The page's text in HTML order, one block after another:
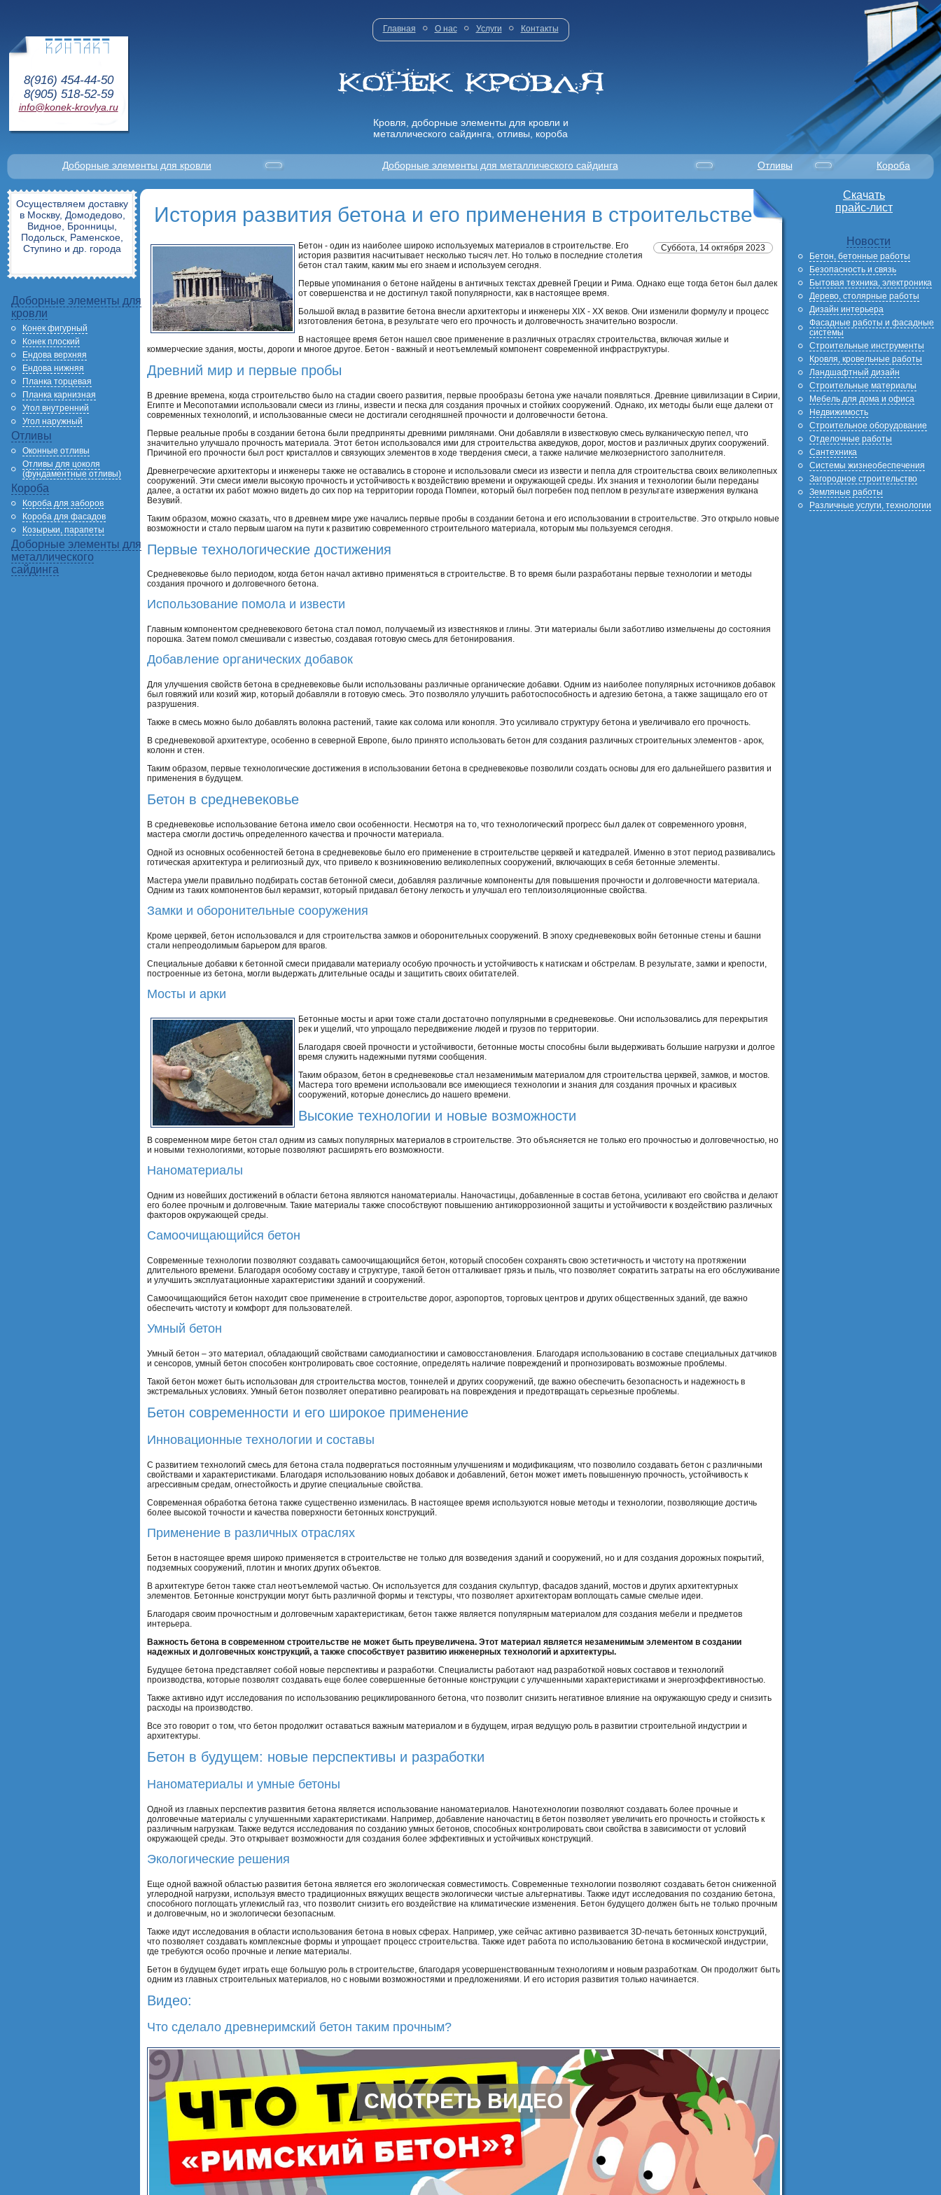
8(916) 454-44-50
8(905) 518-52-59
info@konek-krovlya.ru
Главная О нас Услуги Контакты
Кровля, доборные элементы для кровли и
металлического сайдинга, отливы, короба
Доборные элементы для кровли Доборные элементы для металлического сайдинга Отливы Короба
Осуществляем доставку
в Москву, Домодедово,
Видное, Бронницы,
Подольск, Раменское,
Ступино и др. города
Доборные элементы для
кровли
Конек фигурный
Конек плоский
Ендова верхняя
Ендова нижняя
Планка торцевая
Планка карнизная
Угол внутренний
Угол наружный
Отливы
Оконные отливы
Отливы для цоколя
(фундаментные отливы)
Короба
Короба для заборов
Короба для фасадов
Козырьки, парапеты
Доборные элементы для
металлического
сайдинга
История развития бетона и его применения в строительстве
Суббота, 14 октября 2023
Бетон - один из наиболее широко используемых материалов в строительстве. Его
история развития насчитывает несколько тысяч лет. Но только в последние столетия
бетон стал таким, каким мы его знаем и используем сегодня.
Первые упоминания о бетоне найдены в античных текстах древней Греции и Рима. Однако еще тогда бетон был далек
от совершенства и не достигнул такой популярности, как в настоящее время.
Большой вклад в развитие бетона внесли архитекторы и инженеры XIX - XX веков. Они изменили формулу и процесс
изготовления бетона, в результате чего его прочность и долговечность значительно возросли.
В настоящее время бетон нашел свое применение в различных отраслях строительства, включая жилые и
коммерческие здания, мосты, дороги и многое другое. Бетон - важный и неотъемлемый компонент современной инфраструктуры.
Древний мир и первые пробы
В древние времена, когда строительство было на стадии своего развития, первые прообразы бетона уже начали появляться. Древние цивилизации в Сирии,
Египте и Месопотамии использовали смеси из глины, извести и песка для создания прочных и стойких сооружений. Однако, их методы были еще далеки от
современных технологий, и использованные смеси не достигали сегодняшней прочности и долговечности бетона.
Первые реальные пробы в создании бетона были предприняты древними римлянами. Они добавляли в известковую смесь вулканическую пепел, что
значительно улучшало прочность материала. Этот бетон использовался ими для строительства акведуков, дорог, мостов и различных других сооружений.
Причиной его прочности был рост кристаллов и связующих элементов в ходе твердения смеси, а также наличие мелкозернистого заполнителя.
Древнегреческие архитекторы и инженеры также не оставались в стороне и использовали смеси из извести и пепла для строительства своих великолепных
сооружений. Эти смеси имели высокую прочность и устойчивость к воздействию времени и окружающей среды. Их знания и технологии были переданы
далее, а остатки их работ можно видеть до сих пор на территории города Помпеи, который был погребен под пеплом в результате извержения вулкана
Везувий.
Таким образом, можно сказать, что в древнем мире уже начались первые пробы в создании бетона и его использовании в строительстве. Это открыло новые
возможности и стало первым шагом на пути к развитию современного строительного материала, которым мы пользуемся сегодня.
Первые технологические достижения
Средневековье было периодом, когда бетон начал активно применяться в строительстве. В то время были разработаны первые технологии и методы
создания прочного и долговечного бетона.
Использование помола и извести
Главным компонентом средневекового бетона стал помол, получаемый из известняков и глины. Эти материалы были заботливо измельчены до состояния
порошка. Затем помол смешивали с известью, создавая готовую смесь для бетонирования.
Добавление органических добавок
Для улучшения свойств бетона в средневековье были использованы различные органические добавки. Одним из наиболее популярных источников добавок
был говяжий или козий жир, который добавляли в готовую смесь. Это позволяло улучшить работоспособность и адгезию бетона, а также защищало его от
разрушения.
Также в смесь можно было добавлять волокна растений, такие как солома или конопля. Это усиливало структуру бетона и увеличивало его прочность.
В средневековой архитектуре, особенно в северной Европе, было принято использовать бетон для создания различных строительных элементов - арок,
колонн и стен.
Таким образом, первые технологические достижения в использовании бетона в средневековье позволили создать основы для его дальнейшего развития и
применения в будущем.
Бетон в средневековье
В средневековье использование бетона имело свои особенности. Несмотря на то, что технологический прогресс был далек от современного уровня,
мастера смогли достичь определенного качества и прочности материала.
Одной из основных особенностей бетона в средневековье было его применение в строительстве церквей и катедралей. Именно в этот период развивались
готическая архитектура и религиозный дух, что привело к возникновению великолепных сооружений, включающих в себя бетонные элементы.
Мастера умели правильно подбирать состав бетонной смеси, добавляя различные компоненты для повышения прочности и долговечности материала.
Одним из таких компонентов был керамзит, который придавал бетону легкость и улучшал его теплоизоляционные свойства.
Замки и оборонительные сооружения
Кроме церквей, бетон использовался и для строительства замков и оборонительных сооружений. В эпоху средневековых войн бетонные стены и башни
стали непреодолимым барьером для врагов.
Специальные добавки к бетонной смеси придавали материалу особую прочность и устойчивость к натискам и обстрелам. В результате, замки и крепости,
построенные из бетона, могли выдержать длительные осады и защитить своих обитателей.
Мосты и арки
Бетонные мосты и арки тоже стали достаточно популярными в средневековье. Они использовались для перекрытия
рек и ущелий, что упрощало передвижение людей и грузов по территории.
Благодаря своей прочности и устойчивости, бетонные мосты способны были выдерживать большие нагрузки и долгое
время служить надежными путями сообщения.
Таким образом, бетон в средневековье стал незаменимым материалом для строительства церквей, замков, и мостов.
Мастера того времени использовали все имеющиеся технологии и знания для создания прочных и красивых
сооружений, которые донеслись до нашего времени.
Высокие технологии и новые возможности
В современном мире бетон стал одним из самых популярных материалов в строительстве. Это объясняется не только его прочностью и долговечностью, но
и новыми технологиями, которые позволяют расширять его возможности.
Наноматериалы
Одним из новейших достижений в области бетона являются наноматериалы. Наночастицы, добавленные в состав бетона, усиливают его свойства и делают
его более прочным и долговечным. Такие материалы также способствуют повышению антикоррозионной защиты и устойчивости к воздействию различных
факторов окружающей среды.
Самоочищающийся бетон
Современные технологии позволяют создавать самоочищающийся бетон, который способен сохранять свою эстетичность и чистоту на протяжении
длительного времени. Благодаря особому составу и структуре, такой бетон отталкивает грязь и пыль, что позволяет сократить затраты на его обслуживание
и улучшить эксплуатационные характеристики зданий и сооружений.
Самоочищающийся бетон находит свое применение в строительстве дорог, аэропортов, торговых центров и других общественных зданий, где важно
обеспечить чистоту и комфорт для пользователей.
Умный бетон
Умный бетон – это материал, обладающий свойствами самодиагностики и самовосстановления. Благодаря использованию в составе специальных датчиков
и сенсоров, умный бетон способен контролировать свое состояние, определять наличие повреждений и прогнозировать возможные проблемы.
Такой бетон может быть использован для строительства мостов, тоннелей и других сооружений, где важно обеспечить безопасность и надежность в
экстремальных условиях. Умный бетон позволяет оперативно реагировать на повреждения и предотвращать серьезные проблемы.
Бетон современности и его широкое применение
Инновационные технологии и составы
С развитием технологий смесь для бетона стала подвергаться постоянным улучшениям и модификациям, что позволило создавать бетон с различными
свойствами и характеристиками. Благодаря использованию новых добавок и добавлений, бетон может иметь повышенную прочность, устойчивость к
агрессивным средам, огнестойкость и другие специальные свойства.
Современная обработка бетона также существенно изменилась. В настоящее время используются новые методы и технологии, позволяющие достичь
более высокой точности и качества поверхности бетонных конструкций.
Применение в различных отраслях
Бетон в настоящее время широко применяется в строительстве не только для возведения зданий и сооружений, но и для создания дорожных покрытий,
подземных сооружений, плотин и многих других объектов.
В архитектуре бетон также стал неотъемлемой частью. Он используется для создания скульптур, фасадов зданий, мостов и других архитектурных
элементов. Бетонные конструкции могут быть различной формы и текстуры, что позволяет архитекторам воплощать самые смелые идеи.
Благодаря своим прочностным и долговечным характеристикам, бетон также является популярным материалом для создания мебели и предметов
интерьера.
Важность бетона в современном строительстве не может быть преувеличена. Этот материал является незаменимым элементом в создании
надежных и долговечных конструкций, а также способствует развитию инженерных технологий и архитектуры.
Будущее бетона представляет собой новые перспективы и разработки. Специалисты работают над разработкой новых составов и технологий
производства, которые позволят создавать еще более совершенные бетонные конструкции с улучшенными характеристиками и энергоэффективностью.
Также активно идут исследования по использованию рециклированного бетона, что позволит снизить негативное влияние на окружающую среду и снизить
расходы на производство.
Все это говорит о том, что бетон продолжит оставаться важным материалом и в будущем, играя ведущую роль в развитии строительной индустрии и
архитектуры.
Бетон в будущем: новые перспективы и разработки
Наноматериалы и умные бетоны
Одной из главных перспектив развития бетона является использование наноматериалов. Нанотехнологии позволяют создавать более прочные и
долговечные материалы с улучшенными характеристиками. Например, добавление наночастиц в бетон позволяет увеличить его прочность и стойкость к
различным нагрузкам. Также ведутся исследования по созданию умных бетонов, способных контролировать свои свойства в зависимости от условий
окружающей среды. Это открывает возможности для создания более эффективных и устойчивых конструкций.
Экологические решения
Еще одной важной областью развития бетона является его экологическая совместимость. Современные технологии позволяют создавать бетон сниженной
углеродной нагрузки, используя вместо традиционных вяжущих веществ экологически чистые альтернативы. Также идут исследования по созданию бетона,
способного поглощать углекислый газ, что позволит снизить его воздействие на климатические изменения. Бетон будущего должен быть не только прочным
и долговечным, но и экологически безопасным.
Также идут исследования в области использования бетона в новых сферах. Например, уже сейчас активно развивается 3D-печать бетонных конструкций,
что позволяет создавать комплексные формы и упрощает процесс строительства. Также идет работа по использованию бетона в космической индустрии,
где требуются особо прочные и легкие материалы.
Бетон в будущем будет играть еще большую роль в строительстве, благодаря усовершенствованным технологиям и новым разработкам. Он продолжит быть
одним из главных строительных материалов, но с новыми возможностями и предложениями. И его история развития только начинается.
Видео:
Что сделало древнеримский бетон таким прочным?
СМОТРЕТЬ ВИДЕО
Скачать
прайс-лист
Новости
Бетон, бетонные работы
Безопасность и связь
Бытовая техника, электроника
Дерево, столярные работы
Дизайн интерьера
Фасадные работы и фасадные
системы
Строительные инструменты
Кровля, кровельные работы
Ландшафтный дизайн
Строительные материалы
Мебель для дома и офиса
Недвижимость
Строительное оборудование
Отделочные работы
Сантехника
Системы жизнеобеспечения
Загородное строительство
Земляные работы
Различные услуги, технологии